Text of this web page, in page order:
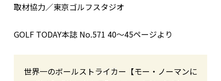
取材協力／東京ゴルフスタジオ
GOLF TODAY本誌 No.571 40〜45ページより
世界一のボールストライカー【モー・ノーマンに